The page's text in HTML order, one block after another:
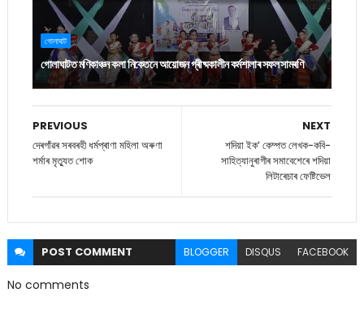
গোলাঘাট
গোলাঘাটত মণিকাঞ্চন কলা নিকেতনে আয়োজন গ্ৰীষ্মকালীন কৰ্মশালাৰ সফল সামৰণি
NEXT
শদিয়া ইক’ কেম্পত লেখক-কবি-
সাহিত্যানুৰাগীৰ সমাবেশেৰে শদিয়া
লিটাৰেচাৰ ফেষ্টিভেল
PREVIOUS
দেৰগাঁৱৰ সৰবৰহী ধৰ্মপ্ৰাণা মহিলা অৰুণা
শৰ্মাৰ মৃত্যুত শোক
POST COMMENT BLOGGER DISQUS FACEBOOK
No comments